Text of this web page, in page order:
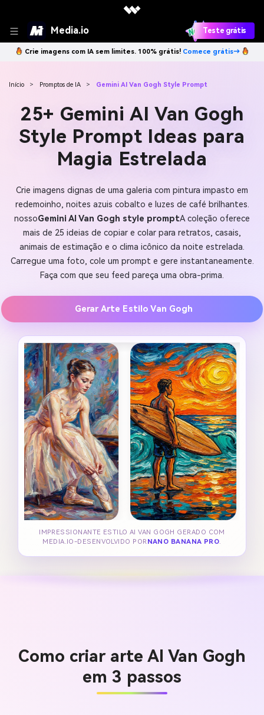
Media.io Teste grátis
Crie imagens com IA sem limites. 100% grátis! Comece grátis→
Início > Promptos de IA > Gemini AI Van Gogh Style Prompt
25+ Gemini AI Van Gogh
Style Prompt Ideas para
Magia Estrelada
Crie imagens dignas de uma galeria com pintura impasto em
redemoinho, noites azuis cobalto e luzes de café brilhantes.
nossoGemini AI Van Gogh style promptA coleção oferece
mais de 25 ideias de copiar e colar para retratos, casais,
animais de estimação e o clima icônico da noite estrelada.
Carregue uma foto, cole um prompt e gere instantaneamente.
Faça com que seu feed pareça uma obra-prima.
Gerar Arte Estilo Van Gogh
IMPRESSIONANTE ESTILO AI VAN GOGH GERADO COM
MEDIA.IO-DESENVOLVIDO POR NANO BANANA PRO.
Como criar arte AI Van Gogh
em 3 passos